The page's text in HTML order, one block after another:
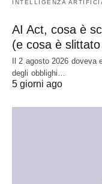
INTELLIGENZA
AI Act, cosa è
(e cosa è
Il 2 agosto 2026
degli obblighi…
5 giorni ago